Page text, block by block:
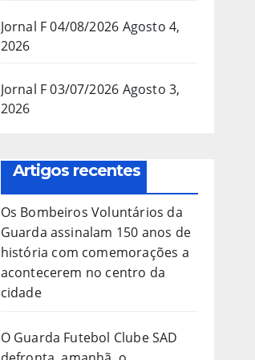
Jornal F 04/08/2026 Agosto 4,
2026
Jornal F 03/07/2026 Agosto 3,
2026
Artigos recentes
Os Bombeiros Voluntários da
Guarda assinalam 150 anos de
história com comemorações a
acontecerem no centro da
cidade
O Guarda Futebol Clube SAD